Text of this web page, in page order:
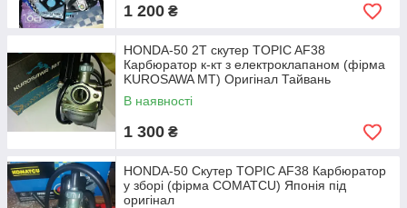
1 200 ₴
HONDA-50 2T скутер TOPIC AF38
Карбюратор к-кт з електроклапаном (фірма
KUROSAWA MT) Оригінал Тайвань
В наявності
1 300 ₴
HONDA-50 Скутер TOPIC AF38 Карбюратор
у зборі (фірма COMATCU) Японія під
оригінал